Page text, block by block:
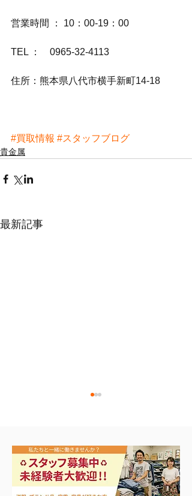
営業時間 ： 10：00-19：00
TEL ：　0965-32-4113
住所：熊本県八代市横手新町14-18
#買取情報 #スタッフブログ
貴金属
最新記事
店内ぷち改装中‼️です👷